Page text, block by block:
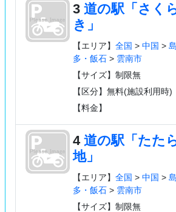
3 道の駅「さく
き」
【エリア】 全国 > 中国 >
多・飯石> 雲南市
【サイズ】制限無
【区分】無料(施設利用時)
【料金】
4 道の駅「たた
地」
【エリア】 全国 > 中国 >
多・飯石> 雲南市
【サイズ】制限無